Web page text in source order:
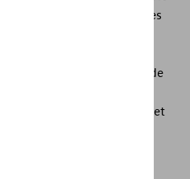
et finition de qualité des
haut de gamme
de silicium des jantes -
d’excellentes qualités de
toutes les situations -
en zinc, sans plomb et
la classe d’étiquette
sur sol mouillé